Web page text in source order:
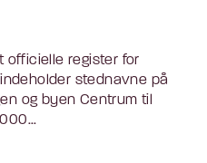
officielle register for
stednavne på
og byen Centrum til